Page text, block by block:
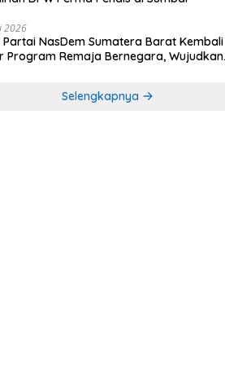
2026
Partai NasDem Sumatera Barat Kembali
Program Remaja Bernegara, Wujudkan
Selengkapnya